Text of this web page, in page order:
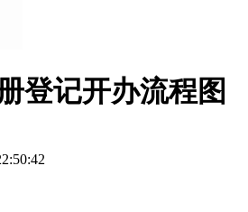
登记开办流程图